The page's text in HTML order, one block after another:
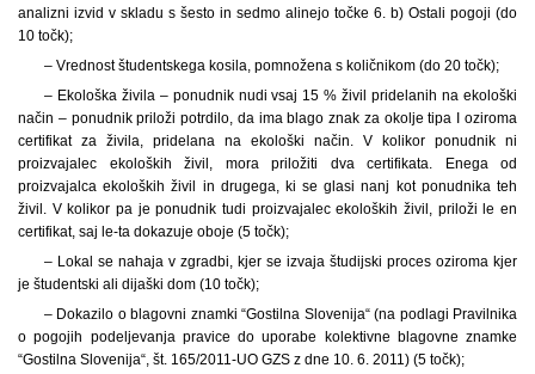
analizni izvid v skladu s šesto in sedmo alinejo točke 6. b) Ostali pogoji (do
10 točk);
– Vrednost študentskega kosila, pomnožena s količnikom (do 20 točk);
– Ekološka živila – ponudnik nudi vsaj 15 % živil pridelanih na ekološki
način – ponudnik priloži potrdilo, da ima blago znak za okolje tipa I oziroma
certifikat za živila, pridelana na ekološki način. V kolikor ponudnik ni
proizvajalec ekoloških živil, mora priložiti dva certifikata. Enega od
proizvajalca ekoloških živil in drugega, ki se glasi nanj kot ponudnika teh
živil. V kolikor pa je ponudnik tudi proizvajalec ekoloških živil, priloži le en
certifikat, saj le-ta dokazuje oboje (5 točk);
– Lokal se nahaja v zgradbi, kjer se izvaja študijski proces oziroma kjer
je študentski ali dijaški dom (10 točk);
– Dokazilo o blagovni znamki “Gostilna Slovenija“ (na podlagi Pravilnika
o pogojih podeljevanja pravice do uporabe kolektivne blagovne znamke
“Gostilna Slovenija“, št. 165/2011-UO GZS z dne 10. 6. 2011) (5 točk);